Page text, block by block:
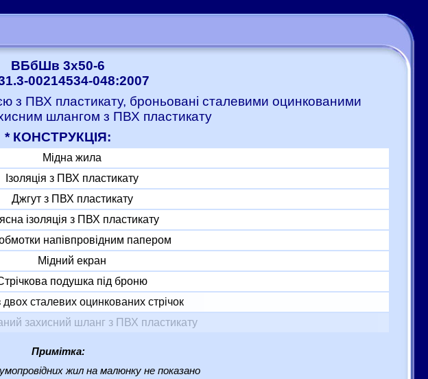
ВБбШв 3x50-6
00214534-048:2007
з ПВХ пластикату, броньовані сталевими оцинкованими
шлангом з ПВХ пластикату
* КОНСТРУКЦІЯ:
Мідна жила
Ізоляція з ПВХ пластикату
Джгут з ПВХ пластикату
ізоляція з ПВХ пластикату
напівпровідним папером
Мідний екран
подушка під броню
сталевих оцинкованих стрічок
захисний шланг з ПВХ пластикату
Примітка:
жил на малюнку не показано